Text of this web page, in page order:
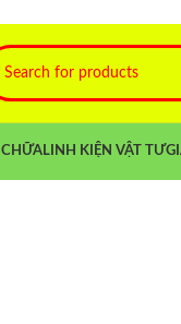
LINH KIỆN VẬT TƯ